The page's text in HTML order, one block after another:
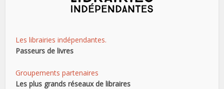
Les librairies indépendantes.
Passeurs de livres
Groupements partenaires
Les plus grands réseaux de libraires